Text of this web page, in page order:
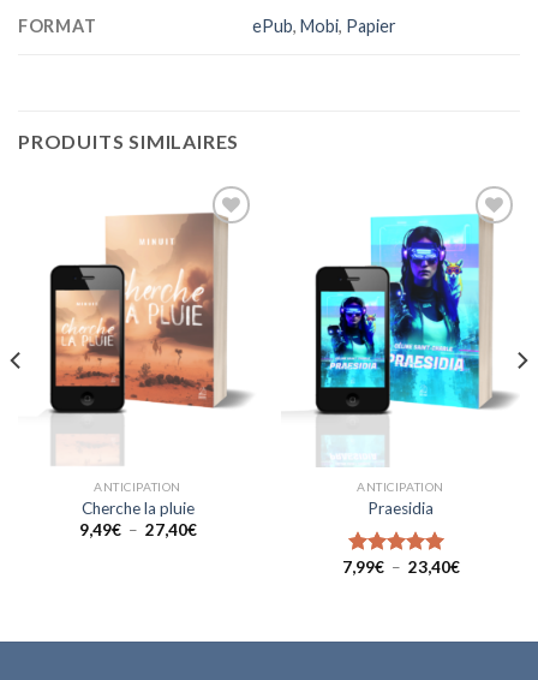
FORMAT ePub,Mobi, Papier
PRODUITS SIMILAIRES
Ajouter
à la liste
ANTICIPATION
Cherche la pluie
9,49€ – 27,40€Plage
Ajouter
à la liste
de
souhaits
ANTICIPATION
Praesidia
Note5.00
7,99€ – 23,40€Plage
23,40€